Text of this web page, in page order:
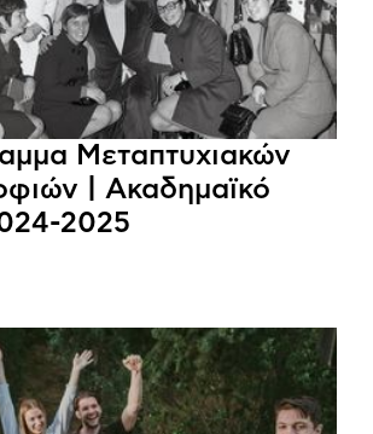
Μεταπτυχιακών
| Ακαδημαϊκό
2025